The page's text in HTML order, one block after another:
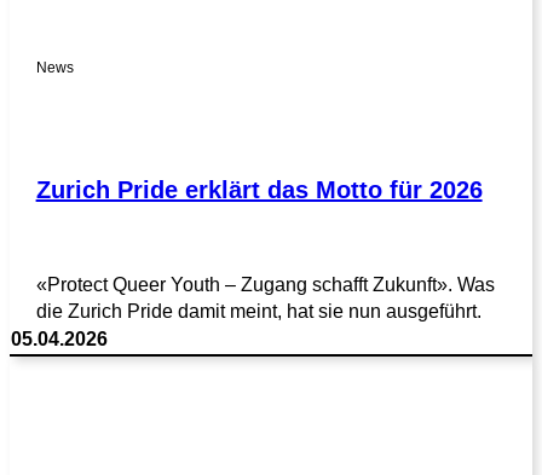
News
Zurich Pride erklärt das Motto für 2026
«Protect Queer Youth – Zugang schafft Zukunft». Was
die Zurich Pride damit meint, hat sie nun ausgeführt.
05.04.2026